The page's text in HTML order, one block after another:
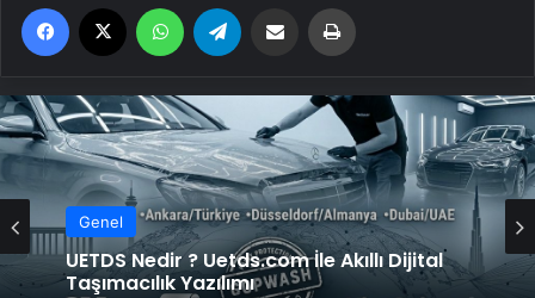
Facebook WhatsApp Email'den paylaş
Genel
UETDS Nedir ? Uetds.com İle Akıllı Dijital
Taşımacılık Yazılımı